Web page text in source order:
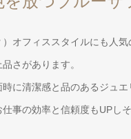
オフィススタイルにも人
さがあります。
に清潔感と品のあるジュ
事の効率と信頼度もUPしそ